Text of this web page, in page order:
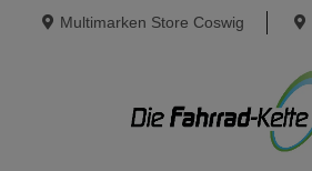
Multimarken Store Coswig